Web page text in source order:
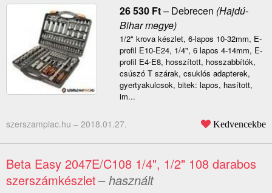
26 530 Ft– Debrecen (Hajdú-
Bihar megye)
1/2" krova készlet, 6-lapos 10-32mm, E-
profil E10-E24, 1/4", 6 lapos 4-14mm, E-
profil E4-E8, hosszított, hosszabbítók,
csúszó T szárak, csuklós adapterek,
gyertyakulcsok, bitek: lapos, hasított,
im...
szerszampiac.hu – 2018.01.27. Kedvencekbe
Beta Easy 2047E/C108 1/4", 1/2" 108 darabos
szerszámkészlet– használt